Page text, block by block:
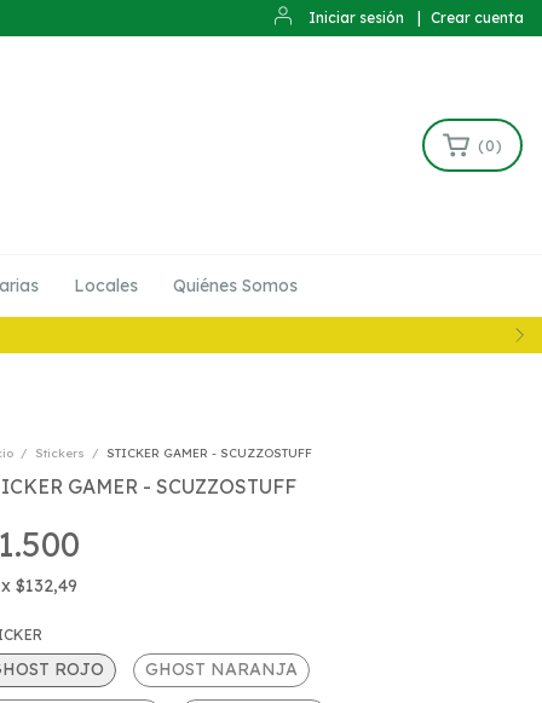
Iniciar sesión Crear cuenta
(0)
Locales Quiénes Somos
/ Stickers / STICKER GAMER - SCUZZOSTUFF
GAMER - SCUZZOSTUFF
x $132,49
ROJO GHOST NARANJA